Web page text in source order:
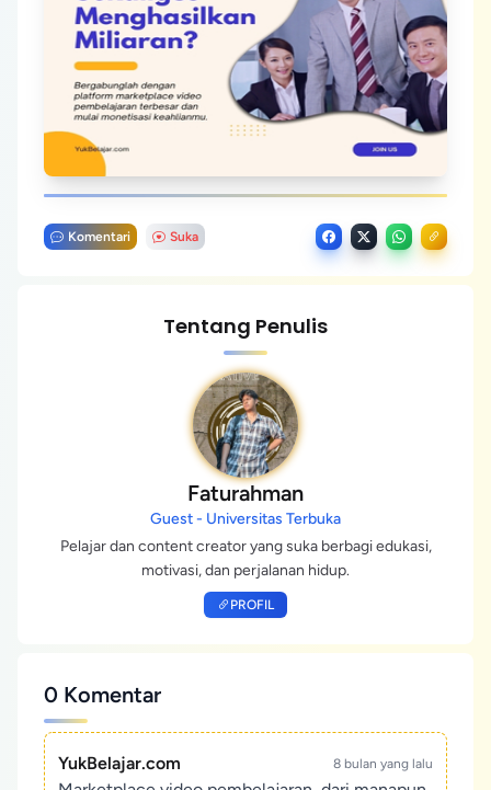
Komentari Suka
Tentang Penulis
Faturahman
Guest - Universitas Terbuka
Pelajar dan content creator yang suka berbagi edukasi,
motivasi, dan perjalanan hidup.
PROFIL
0 Komentar
YukBelajar.com 8 bulan yang lalu